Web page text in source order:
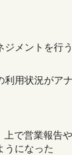
ジメントを行
利用状況がア
上で営業報告
うになった